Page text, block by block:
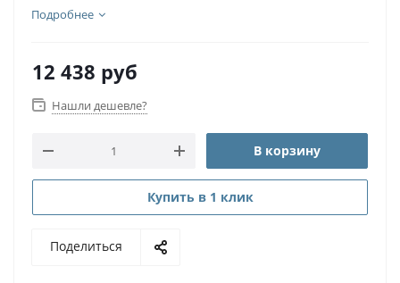
Подробнее
12 438 руб
Нашли дешевле?
В корзину
Купить в 1 клик
Поделиться